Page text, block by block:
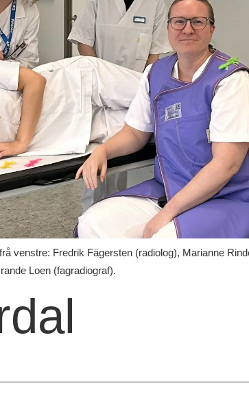
venstre: Fredrik Fägersten (radiolog), Marianne
Loen (fagradiograf).